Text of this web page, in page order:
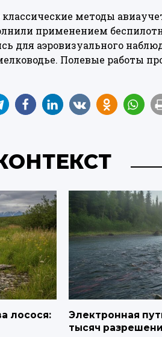
методы
применением
для аэровизуального
Полевые работы
лосося:
Электронная
тысяч